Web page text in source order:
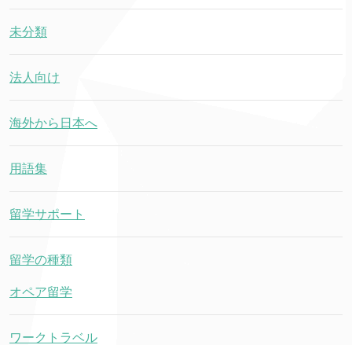
未分類
法人向け
海外から日本へ
用語集
留学サポート
留学の種類
オペア留学
ワークトラベル